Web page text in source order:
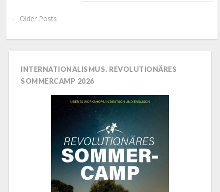
← Older Posts
INTERNATIONALISMUS. REVOLUTIONÄRES
SOMMERCAMP 2026